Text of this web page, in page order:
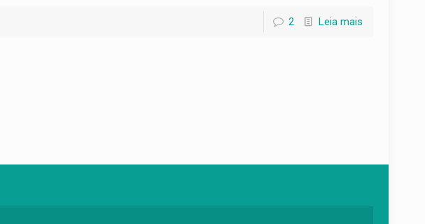
2 Leia mais